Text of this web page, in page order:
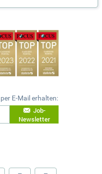
E-Mail erhalten:
Job-
Newsletter